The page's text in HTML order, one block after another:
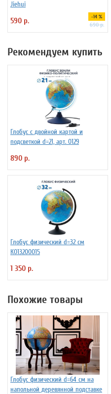
Jiehui
590 р. -14 %
690 р.
Рекомендуем купить
Глобус с двойной картой и
подсветкой d=21, арт. 0129
890 р.
Глобус физический d=32 см
К013200015
1 350 р.
Похожие товары
Глобус физический d=64 см на
напольной деревянной подставке